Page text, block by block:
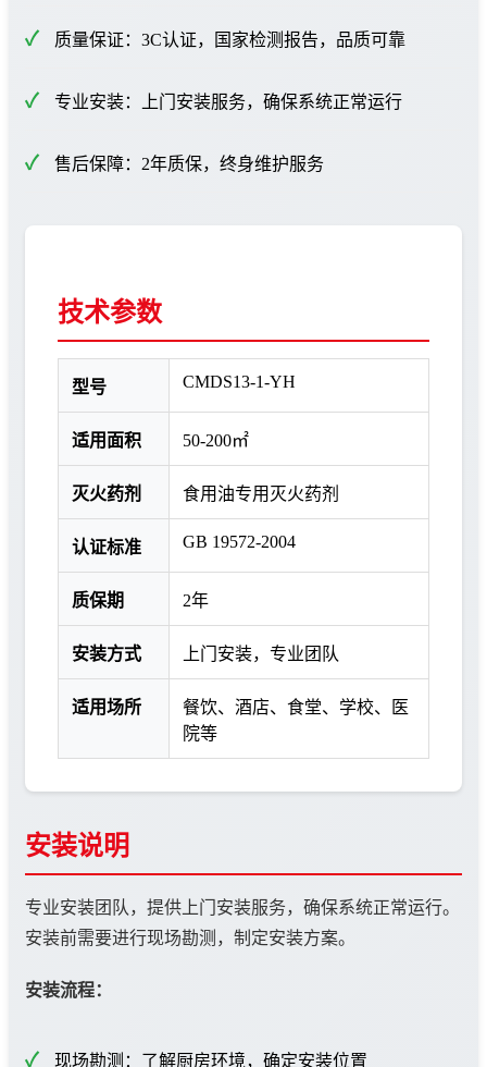
质量保证：3C认证，国家检测报告，品质可靠
专业安装：上门安装服务，确保系统正常运行
售后保障：2年质保，终身维护服务
技术参数
型号 CMDS13-1-YH
适用面积 50-200㎡
灭火药剂 食用油专用灭火药剂
认证标准 GB 19572-2004
质保期 2年
安装方式 上门安装，专业团队
适用场所
餐饮、酒店、食堂、学校、医
院等
安装说明
专业安装团队，提供上门安装服务，确保系统正常运行。
安装前需要进行现场勘测，制定安装方案。
安装流程：
现场勘测：了解厨房环境，确定安装位置